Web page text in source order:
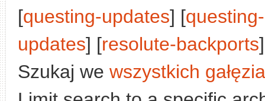
[questing-updates] [
updates] [resolute-backports
Szukaj we wszystkich